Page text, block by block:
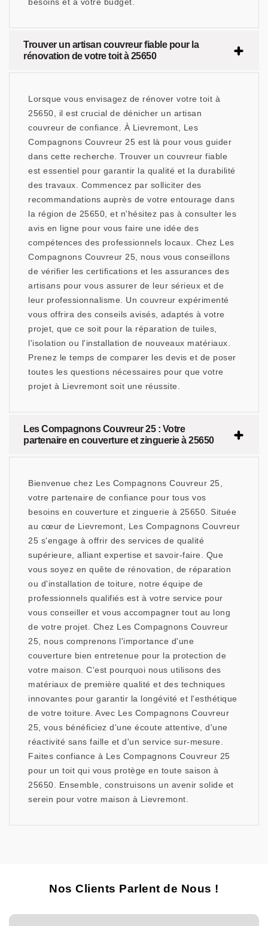
besoins et à votre budget.
Trouver un artisan couvreur fiable pour la
rénovation de votre toit à 25650
Lorsque vous envisagez de rénover votre toit à
25650, il est crucial de dénicher un artisan
couvreur de confiance. À Lievremont, Les
Compagnons Couvreur 25 est là pour vous guider
dans cette recherche. Trouver un couvreur fiable
est essentiel pour garantir la qualité et la durabilité
des travaux. Commencez par solliciter des
recommandations auprès de votre entourage dans
la région de 25650, et n'hésitez pas à consulter les
avis en ligne pour vous faire une idée des
compétences des professionnels locaux. Chez Les
Compagnons Couvreur 25, nous vous conseillons
de vérifier les certifications et les assurances des
artisans pour vous assurer de leur sérieux et de
leur professionnalisme. Un couvreur expérimenté
vous offrira des conseils avisés, adaptés à votre
projet, que ce soit pour la réparation de tuiles,
l'isolation ou l'installation de nouveaux matériaux.
Prenez le temps de comparer les devis et de poser
toutes les questions nécessaires pour que votre
projet à Lievremont soit une réussite.
Les Compagnons Couvreur 25 : Votre
partenaire en couverture et zinguerie à 25650
Bienvenue chez Les Compagnons Couvreur 25,
votre partenaire de confiance pour tous vos
besoins en couverture et zinguerie à 25650. Située
au cœur de Lievremont, Les Compagnons Couvreur
25 s'engage à offrir des services de qualité
supérieure, alliant expertise et savoir-faire. Que
vous soyez en quête de rénovation, de réparation
ou d'installation de toiture, notre équipe de
professionnels qualifiés est à votre service pour
vous conseiller et vous accompagner tout au long
de votre projet. Chez Les Compagnons Couvreur
25, nous comprenons l'importance d'une
couverture bien entretenue pour la protection de
votre maison. C'est pourquoi nous utilisons des
matériaux de première qualité et des techniques
innovantes pour garantir la longévité et l'esthétique
de votre toiture. Avec Les Compagnons Couvreur
25, vous bénéficiez d'une écoute attentive, d'une
réactivité sans faille et d'un service sur-mesure.
Faites confiance à Les Compagnons Couvreur 25
pour un toit qui vous protège en toute saison à
25650. Ensemble, construisons un avenir solide et
serein pour votre maison à Lievremont.
Nos Clients Parlent de Nous !